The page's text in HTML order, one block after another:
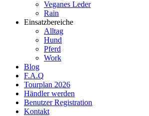
Veganes Leder
Rain
Einsatzbereiche
Alltag
Hund
Pferd
Work
Blog
F.A.Q
Tourplan 2026
Händler werden
Benutzer Registration
Kontakt